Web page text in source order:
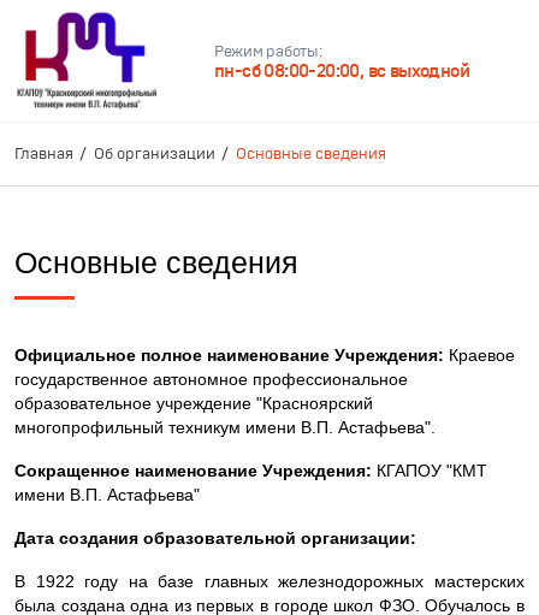
Режим работы:
пн-сб 08:00-20:00, вс выходной
Главная Об организации Основные сведения
Основные сведения
Официальное полное наименование Учреждения: Краевое
государственное автономное профессиональное
образовательное учреждение "Красноярский
многопрофильный техникум имени В.П. Астафьева".
Сокращенное наименование Учреждения: КГАПОУ "КМТ
имени В.П. Астафьева"
Дата создания образовательной организации:
В 1922 году на базе главных железнодорожных мастерских
была создана одна из первых в городе школ ФЗО. Обучалось в